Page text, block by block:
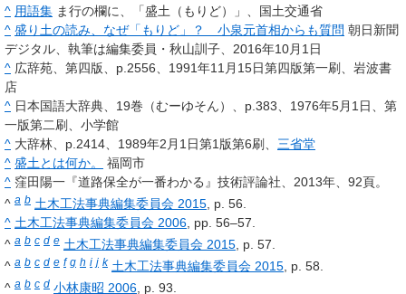
^ 用語集 ま行の欄に、「盛土（もりど）」、国土交通省
^ 盛り土の読み、なぜ「もりど」？ 小泉元首相からも質問 朝日新聞
デジタル、執筆は編集委員・秋山訓子、2016年10月1日
^ 広辞苑、第四版、p.2556、1991年11月15日第四版第一刷、岩波書
店
^ 日本国語大辞典、19巻（むーゆそん）、p.383、1976年5月1日、第
一版第二刷、小学館
^ 大辞林、p.2414、1989年2月1日第1版第6刷、 三省堂
^ 盛土とは何か。
福岡市
^ 窪田陽一『道路保全が一番わかる』技術評論社、2013年、92頁。
^ a b 土木工法事典編集委員会 2015 , p. 56.
^ 土木工法事典編集委員会 2006 , pp. 56–57.
^ a b c d e 土木工法事典編集委員会 2015 , p. 57.
^ a b c d e f g h i j k 土木工法事典編集委員会 2015 , p. 58.
^ a b c d 小林康昭 2006 , p. 93.